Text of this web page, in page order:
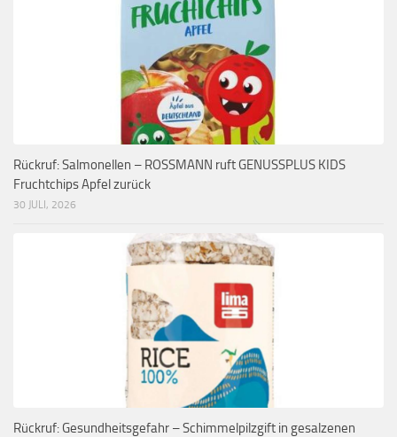
Rückruf: Salmonellen – ROSSMANN ruft GENUSSPLUS KIDS
Fruchtchips Apfel zurück
30 JULI, 2026
Rückruf: Gesundheitsgefahr – Schimmelpilzgift in gesalzenen